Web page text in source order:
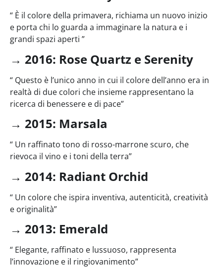
“ È il colore della primavera, richiama un nuovo inizio
e porta chi lo guarda a immaginare la natura e i
grandi spazi aperti ”
→ 2016: Rose Quartz e Serenity
“ Questo è l’unico anno in cui il colore dell’anno era in
realtà di due colori che insieme rappresentano la
ricerca di benessere e di pace”
→ 2015: Marsala
“ Un raffinato tono di rosso-marrone scuro, che
rievoca il vino e i toni della terra”
→ 2014: Radiant Orchid
“ Un colore che ispira inventiva, autenticità, creatività
e originalità”
→ 2013: Emerald
“ Elegante, raffinato e lussuoso, rappresenta
l’innovazione e il ringiovanimento”